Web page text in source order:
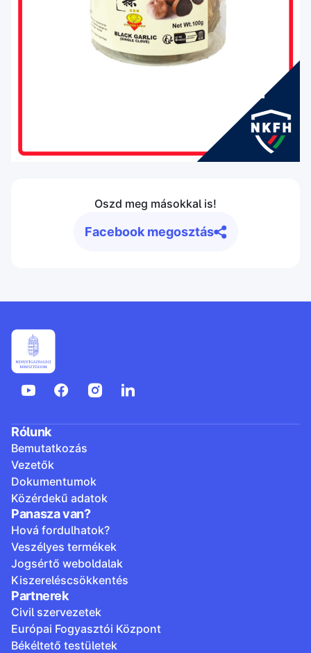
Oszd meg másokkal is!
Facebook megosztás
Rólunk
Bemutatkozás
Vezetők
Dokumentumok
Közérdekű adatok
Panasza van?
Hová fordulhatok?
Veszélyes termékek
Jogsértő weboldalak
Kiszereléscsökkentés
Partnerek
Civil szervezetek
Európai Fogyasztói Központ
Békéltető testületek